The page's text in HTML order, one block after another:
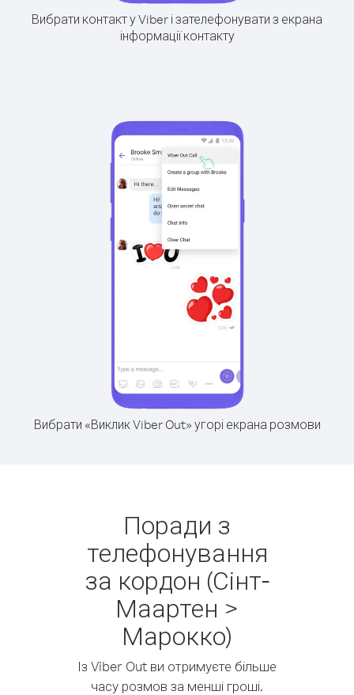
Вибрати контакт у Viber і зателефонувати з екрана
інформації контакту
Вибрати «Виклик Viber Out» угорі екрана розмови
Поради з
телефонування
за кордон (Сінт-
Маартен >
Марокко)
Із Viber Out ви отримуєте більше
часу розмов за менші гроші.